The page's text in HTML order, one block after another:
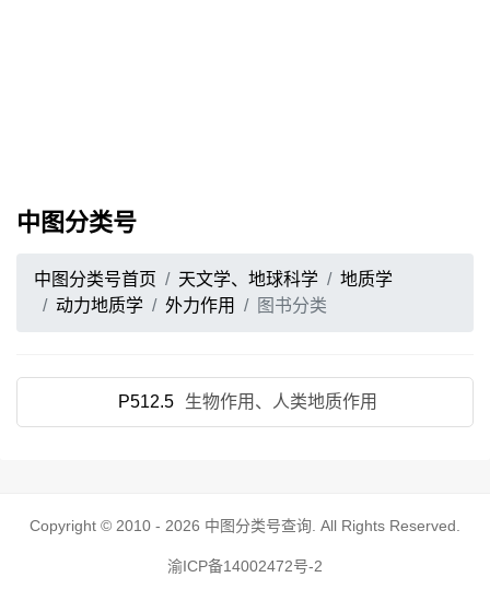
中图分类号
中图分类号首页 天文学、地球科学
地质学
动力地质学
外力作用 图书分类
P512.5 生物作用、人类地质作用
Copyright © 2010 - 2026 中图分类号查询 . All Rights Reserved.
渝ICP备14002472号-2